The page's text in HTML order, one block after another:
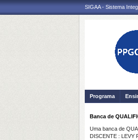
SIGAA - Sistema
Programa
Banca de
Uma banca de
DISCENTE : LEVY